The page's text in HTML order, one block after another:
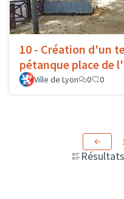
10 - Création d'un
pétanque place de
Ville de Lyon 0 0